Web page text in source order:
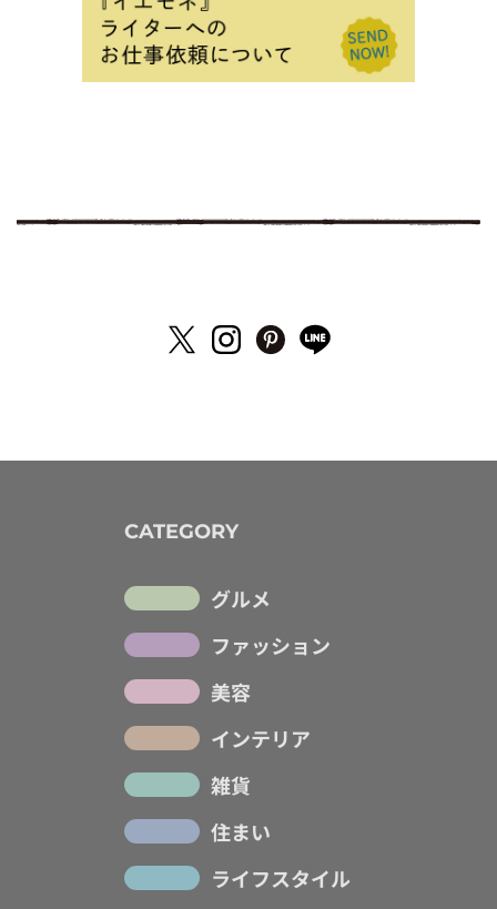
CATEGORY
グルメ
ファッション
美容
インテリア
雑貨
住まい
ライフスタイル